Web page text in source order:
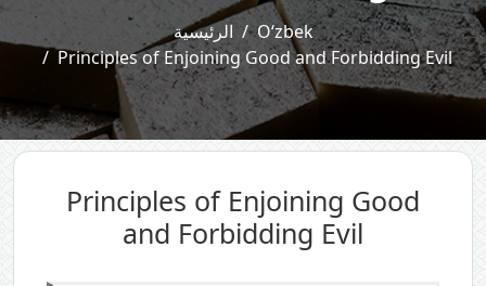
الرئيسية
O‘zbek
Principles of Enjoining Good and Forbidding Evil
Principles of Enjoining Good
and Forbidding Evil